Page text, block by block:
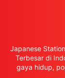
Japanese
Terbesar di
gaya hidup,